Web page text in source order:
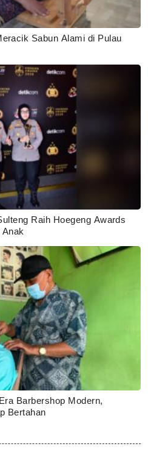
Sabun Alami di Pulau
Raih Hoegeng Awards
Barbershop Modern,
Bertahan